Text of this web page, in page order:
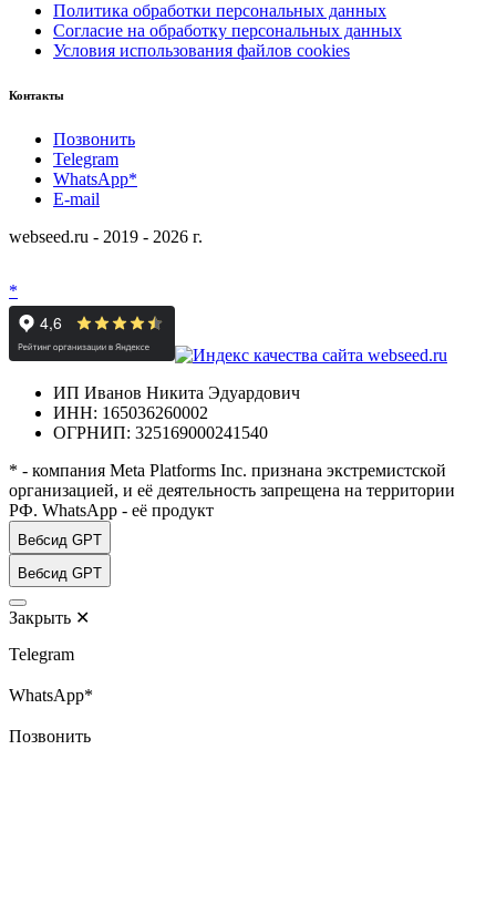
Политика обработки персональных данных
Согласие на обработку персональных данных
Условия использования файлов cookies
Контакты
Позвонить
Telegram
WhatsApp*
E-mail
webseed.ru - 2019 - 2026 г.
*
ИП Иванов Никита Эдуардович
ИНН: 165036260002
ОГРНИП: 325169000241540
* - компания Meta Platforms Inc. признана экстремистской
организацией, и её деятельность запрещена на территории
РФ. WhatsApp - её продукт
Вебсид GPT
Вебсид GPT
Закрыть ✕
Telegram
WhatsApp*
Позвонить